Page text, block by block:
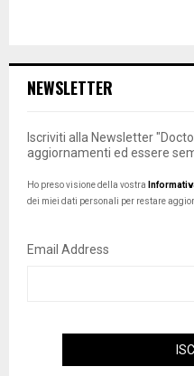
NEWSLETTER
Iscriviti alla Newsletter
aggiornamenti ed essere
Ho preso visione della vostra
dei miei dati personali per restare
Email Address